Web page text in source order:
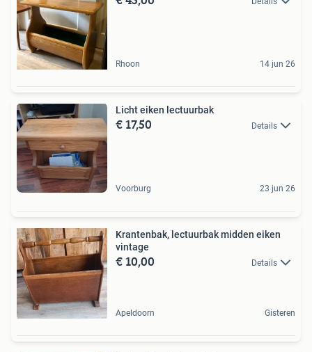
Rhoon 14 jun 26
Licht eiken lectuurbak
€ 17,50 Details
Voorburg 23 jun 26
Krantenbak, lectuurbak midden eiken
vintage
€ 10,00 Details
Apeldoorn Gisteren